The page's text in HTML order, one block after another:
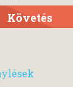
Követés